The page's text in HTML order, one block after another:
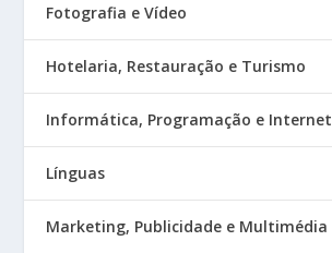
Fotografia e Vídeo
Hotelaria, Restauração e Turismo
Informática, Programação e Internet
Línguas
Marketing, Publicidade e Multimédia